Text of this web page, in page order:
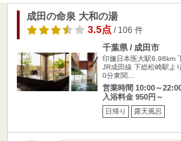
成田の命泉 大和の湯
3.5点/ 106 件
千葉県 / 成田市
印旛日本医大駅6.98km
JR成田線 下総松崎駅よ
0分東関…
営業時間 10:00～
入浴料金 950円～
日帰り 露天風呂